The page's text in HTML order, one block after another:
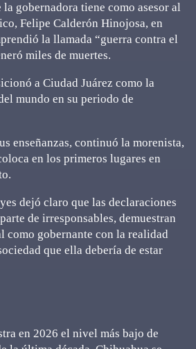
la gobernadora tiene como asesor al
Felipe Calderón Hinojosa, en
la llamada “guerra contra el
miles de muertes.
a Ciudad Juárez como la
mundo en su periodo de
enseñanzas, continuó la morenista,
en los primeros lugares en
dejó claro que las declaraciones
de irresponsables, demuestran
como gobernante con la realidad
que ella debería de estar
en 2026 el nivel más bajo de